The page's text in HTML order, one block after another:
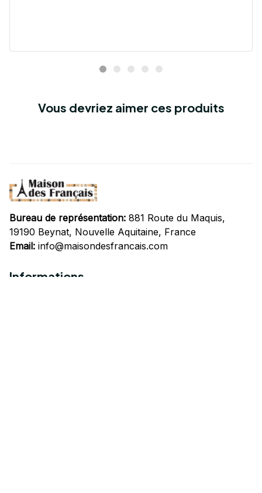
Vous devriez aimer ces produits
Bureau de représentation: 881 Route du Maquis,
19190 Beynat, Nouvelle Aquitaine, France
Email: info@maisondesfrancais.com
Informations